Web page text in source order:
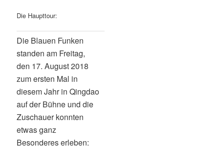
Die Haupttour:
Die Blauen Funken
standen am Freitag,
den 17. August 2018
zum ersten Mal in
diesem Jahr in Qingdao
auf der Bühne und die
Zuschauer konnten
etwas ganz
Besonderes erleben: